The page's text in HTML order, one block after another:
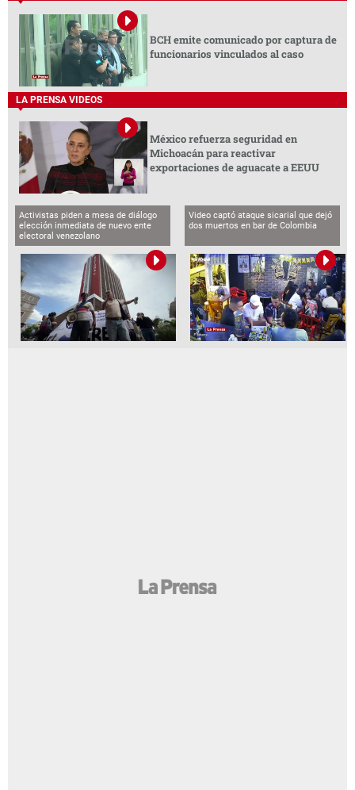
BCH emite comunicado por captura de
funcionarios vinculados al caso
LA PRENSA VIDEOS
México refuerza seguridad en
Michoacán para reactivar
exportaciones de aguacate a EEUU
Activistas piden a mesa de diálogo
elección inmediata de nuevo ente
electoral venezolano
Video captó ataque sicarial que dejó
dos muertos en bar de Colombia